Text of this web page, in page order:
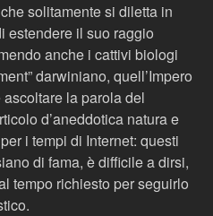
solitamente si diletta in
estendere il suo raggio
anche i cattivi biologi
darwiniano, quell’Impero
la parola del
d’aneddotica natura e
i tempi di Internet: questi
di fama, è difficile a dirsi,
tempo richiesto per seguirlo